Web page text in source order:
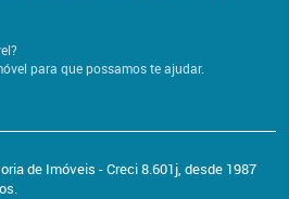
para que possamos te ajudar.
de Imóveis - Creci 8.601j, desde 1987